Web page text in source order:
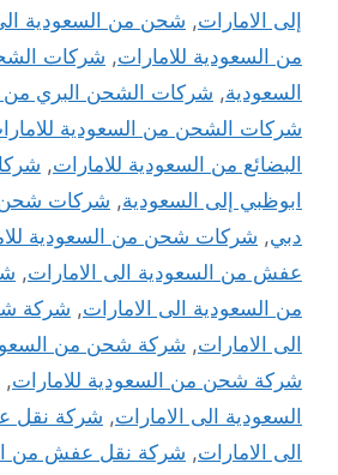
إلى الامارات, شحن من السعودية
من السعودية للامارات, شركات
السعودية, شركات الشحن البري من
شركات الشحن من السعودية
البضائع من السعودية للامارات,
ابوظبي إلى السعودية, شركات شحن
دبي, شركات شحن من السعودية
عفش من السعودية الى الامارات,
من السعودية الى الامارات, شركة
الى الامارات, شركة شحن من
شركة شحن من السعودية للامارات,
السعودية الى الامارات, شركة نقل
الى الامارات, شركة نقل عفش من